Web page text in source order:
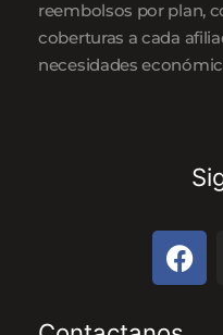
reembolsos por plan,
coberturas a cada
necesidades
F
a
e